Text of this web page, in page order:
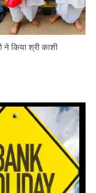
ने किया श्री काशी